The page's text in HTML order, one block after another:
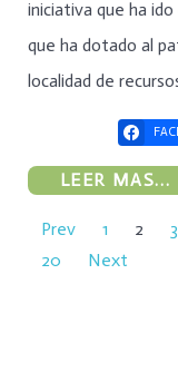
iniciativa que ha
que ha dotado al
localidad de
LEER MAS...
Prev 1 2 3
20
Next